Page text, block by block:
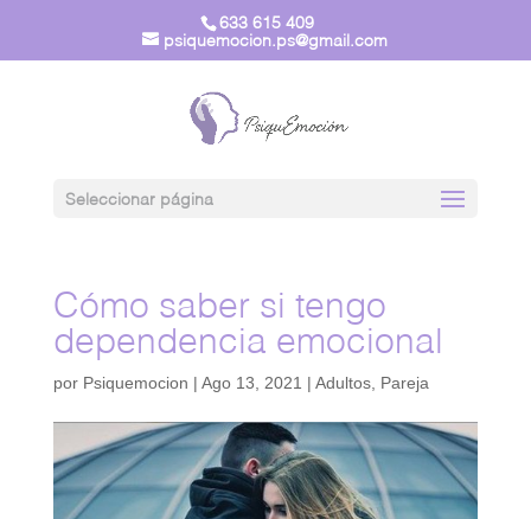
633 615 409
psiquemocion.ps@gmail.com
Seleccionar página
Cómo saber si tengo
dependencia emocional
por Psiquemocion | Ago 13, 2021 | Adultos, Pareja